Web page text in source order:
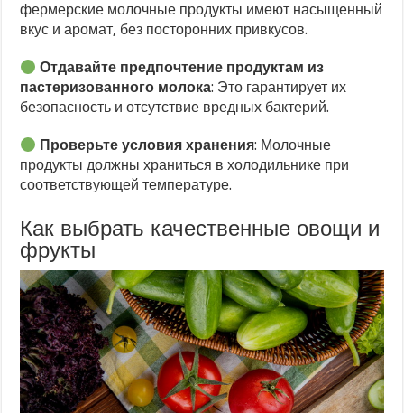
фермерские молочные продукты имеют насыщенный
вкус и аромат, без посторонних привкусов.
Отдавайте предпочтение продуктам из
пастеризованного молока: Это гарантирует их
безопасность и отсутствие вредных бактерий.
Проверьте условия хранения: Молочные
продукты должны храниться в холодильнике при
соответствующей температуре.
Как выбрать качественные овощи и
фрукты